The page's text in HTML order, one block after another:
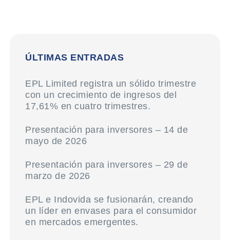
ÚLTIMAS ENTRADAS
EPL Limited registra un sólido trimestre
con un crecimiento de ingresos del
17,61% en cuatro trimestres.
Presentación para inversores – 14 de
mayo de 2026
Presentación para inversores – 29 de
marzo de 2026
EPL e Indovida se fusionarán, creando
un líder en envases para el consumidor
en mercados emergentes.